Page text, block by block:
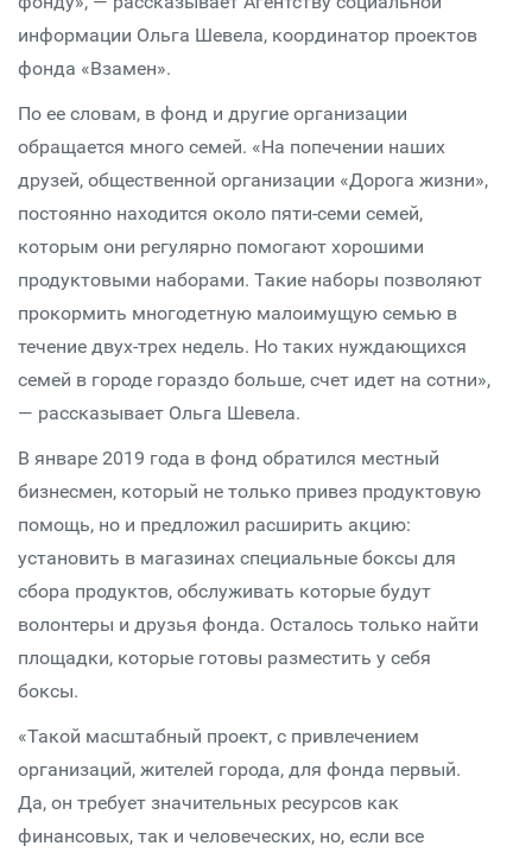
информации Ольга Шевела, координатор проектов
фонда «Взамен».
По ее словам, в фонд и другие организации
обращается много семей. «На попечении наших
друзей, общественной организации «Дорога жизни»,
постоянно находится около пяти-семи семей,
которым они регулярно помогают хорошими
продуктовыми наборами. Такие наборы позволяют
прокормить многодетную малоимущую семью в
течение двух-трех недель. Но таких нуждающихся
семей в городе гораздо больше, счет идет на сотни»,
— рассказывает Ольга Шевела.
В январе 2019 года в фонд обратился местный
бизнесмен, который не только привез продуктовую
помощь, но и предложил расширить акцию:
установить в магазинах специальные боксы для
сбора продуктов, обслуживать которые будут
волонтеры и друзья фонда. Осталось только найти
площадки, которые готовы разместить у себя
боксы.
«Такой масштабный проект, с привлечением
организаций, жителей города, для фонда первый.
Да, он требует значительных ресурсов как
финансовых, так и человеческих, но, если все